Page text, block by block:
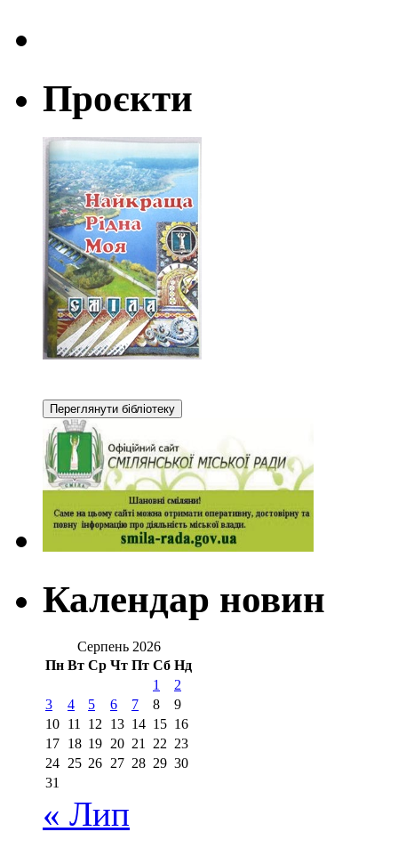
Проєкти
Календар новин
Серпень 2026
Пн Вт Ср Чт Пт Сб Нд
1
2
3
4 5 6 7 8
9
10 11 12 13 14 15 16
17 18 19 20 21 22 23
24 25 26 27 28 29 30
31
« Лип